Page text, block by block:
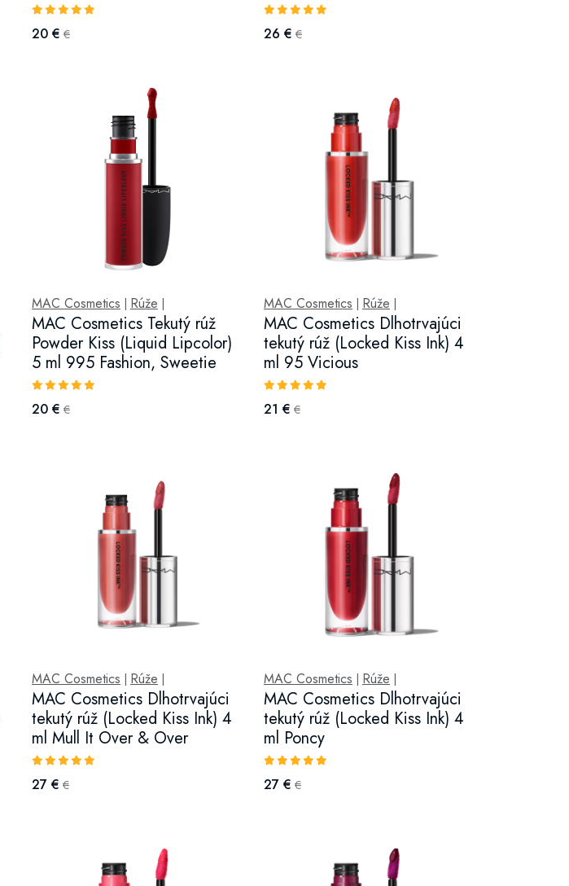
20 € € 26 € €
MAC Cosmetics Rúže
MAC Cosmetics Tekutý rúž
Powder Kiss (Liquid Lipcolor)
5 ml 995 Fashion, Sweetie
20 € €
MAC Cosmetics Rúže
MAC Cosmetics Dlhotrvajúci
tekutý rúž (Locked Kiss Ink) 4
ml 95 Vicious
21 € €
MAC Cosmetics Rúže
MAC Cosmetics Dlhotrvajúci
tekutý rúž (Locked Kiss Ink) 4
ml Mull It Over & Over
27 € €
MAC Cosmetics Rúže
MAC Cosmetics Dlhotrvajúci
tekutý rúž (Locked Kiss Ink) 4
ml Poncy
27 € €